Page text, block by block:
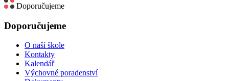
Doporučujeme
Doporučujeme
O naší škole
Kontakty
Kalendář
Výchovné poradenství